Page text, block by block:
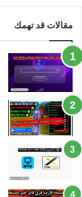
مقالات قد تهمك